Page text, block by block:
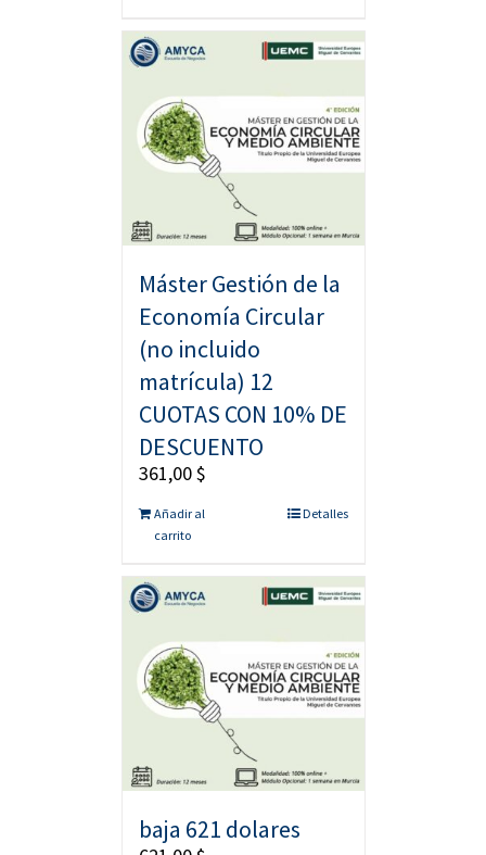
Máster Gestión de la
Economía Circular
(no incluido
matrícula) 12
CUOTAS CON 10% DE
DESCUENTO
361,00$
Añadir al
carrito
Detalles
baja 621 dolares